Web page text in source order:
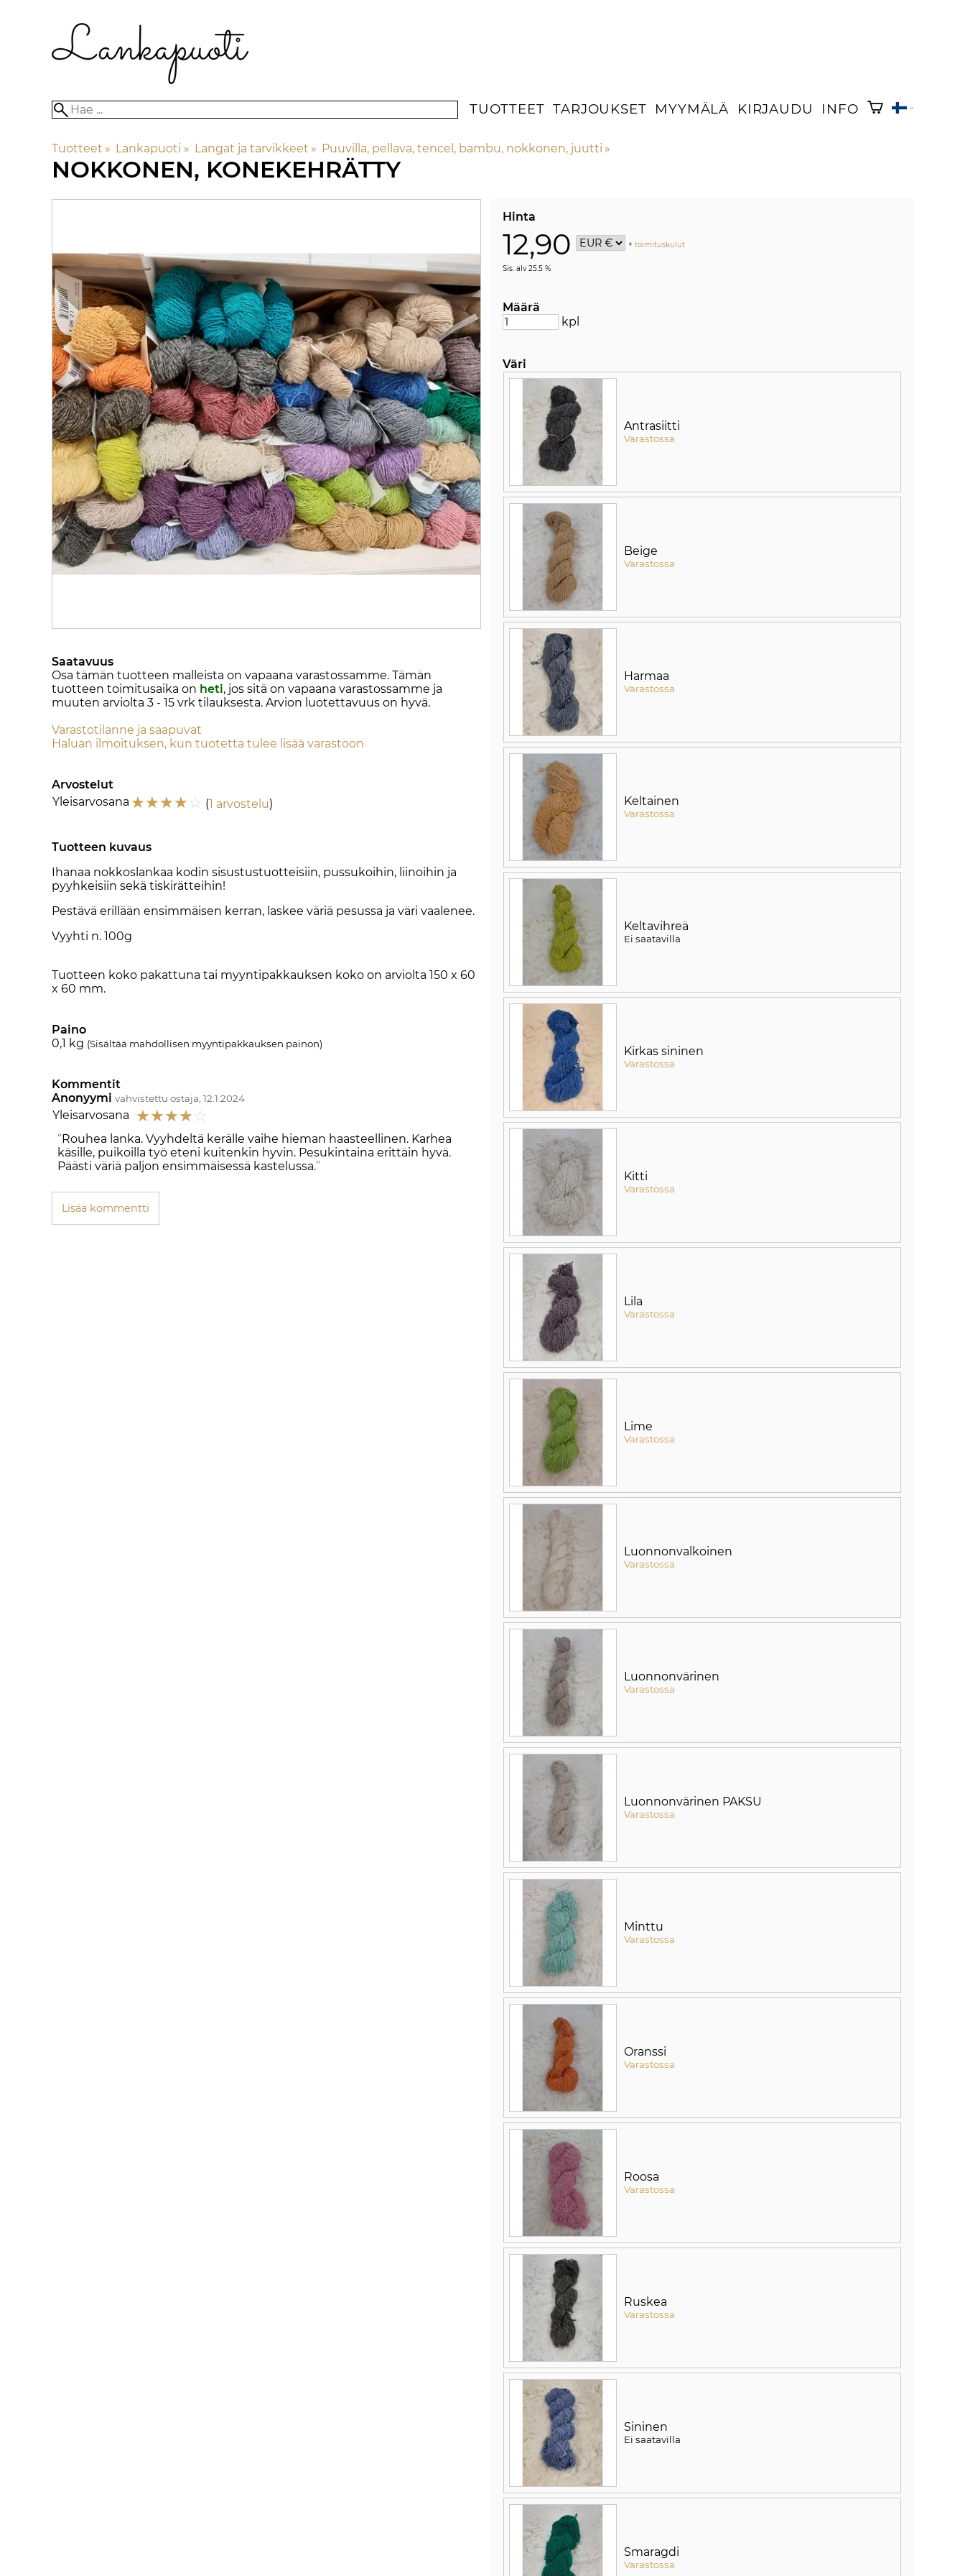
TUOTTEET TARJOUKSET MYYMÄLÄ KIRJAUDU INFO
Tuotteet ‪» Lankapuoti ‪» Langat ja tarvikkeet ‪» Puuvilla, pellava, tencel, bambu, nokkonen, juutti ‪»
NOKKONEN, KONEKEHRÄTTY
Hinta
12,90 +toimituskulut
Sis. alv 25.5 %
Määrä
kpl
Väri
Antrasiitti
Varastossa
Beige
Varastossa
Harmaa
Varastossa
Keltainen
Varastossa
Keltavihreä
Ei saatavilla
Kirkas sininen
Varastossa
Kitti
Varastossa
Lila
Varastossa
Lime
Varastossa
Luonnonvalkoinen
Varastossa
Luonnonvärinen
Varastossa
Luonnonvärinen PAKSU
Varastossa
Minttu
Varastossa
Oranssi
Varastossa
Roosa
Varastossa
Ruskea
Varastossa
Sininen
Ei saatavilla
Smaragdi
Varastossa
Saatavuus
Osa tämän tuotteen malleista on vapaana varastossamme. Tämän
tuotteen toimitusaika on heti, jos sitä on vapaana varastossamme ja
muuten arviolta 3 - 15 vrk tilauksesta. Arvion luotettavuus on hyvä.
Varastotilanne ja saapuvat
Haluan ilmoituksen, kun tuotetta tulee lisää varastoon
Arvostelut
Yleisarvosana ☆☆☆☆☆ (1 arvostelu)
Tuotteen kuvaus
Ihanaa nokkoslankaa kodin sisustustuotteisiin, pussukoihin, liinoihin ja
pyyhkeisiin sekä tiskirätteihin!
Pestävä erillään ensimmäisen kerran, laskee väriä pesussa ja väri vaalenee.
Vyyhti n. 100g
Tuotteen koko pakattuna tai myyntipakkauksen koko on arviolta 150 x 60
x 60 mm.
Paino
0,1 kg (Sisältää mahdollisen myyntipakkauksen painon)
Kommentit
Anonyymi vahvistettu ostaja, 12.1.2024
Yleisarvosana ☆☆☆☆☆
Rouhea lanka. Vyyhdeltä kerälle vaihe hieman haasteellinen. Karhea
käsille, puikoilla työ eteni kuitenkin hyvin. Pesukintaina erittäin hyvä.
Päästi väriä paljon ensimmäisessä kastelussa.
Lisää kommentti